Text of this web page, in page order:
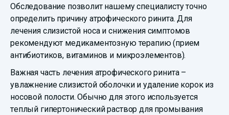
Обследование позволит нашему специалисту точно
определить причину атрофического ринита. Для
лечения слизистой носа и снижения симптомов
рекомендуют медикаментозную терапию (прием
антибиотиков, витаминов и микроэлементов).
Важная часть лечения атрофического ринита –
увлажнение слизистой оболочки и удаление корок из
носовой полости. Обычно для этого используется
теплый гипертонический раствор для промывания